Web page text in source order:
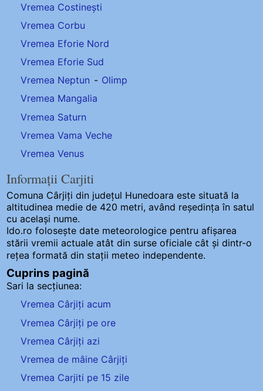
Vremea Costinești
Vremea Corbu
Vremea Eforie Nord
Vremea Eforie Sud
Vremea Neptun - Olimp
Vremea Mangalia
Vremea Saturn
Vremea Vama Veche
Vremea Venus
Informații Carjiti
Comuna Cârjiți din județul Hunedoara este situată la
altitudinea medie de 420 metri, având reședința în satul
cu același nume.
Ido.ro folosește date meteorologice pentru afișarea
stării vremii actuale atât din surse oficiale cât și dintr-o
rețea formată din stații meteo independente.
Cuprins pagină
Sari la secțiunea:
Vremea Cârjiți acum
Vremea Cârjiți pe ore
Vremea Cârjiți azi
Vremea de mâine Cârjiți
Vremea Carjiti pe 15 zile